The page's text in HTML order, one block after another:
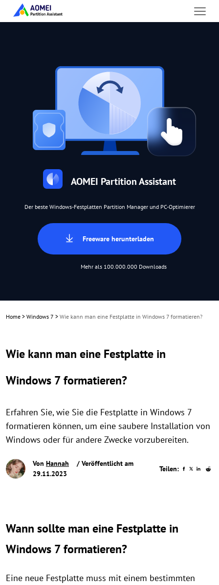
AOMEI Partition Assistant
Der beste Windows-Festplatten Partition Manager und PC-Optimierer
Freeware herunterladen
Mehr als 100.000.000 Downloads
Home > Windows 7 > Wie kann man eine Festplatte in Windows 7 formatieren?
Wie kann man eine Festplatte in
Windows 7 formatieren?
Erfahren Sie, wie Sie die Festplatte in Windows 7
formatieren können, um eine saubere Installation von
Windows oder für andere Zwecke vorzubereiten.
Von Hannah
/ Veröffentlicht am
29.11.2023
Teilen:
Wann sollte man eine Festplatte in
Windows 7 formatieren?
Eine neue Festplatte muss mit einem bestimmten